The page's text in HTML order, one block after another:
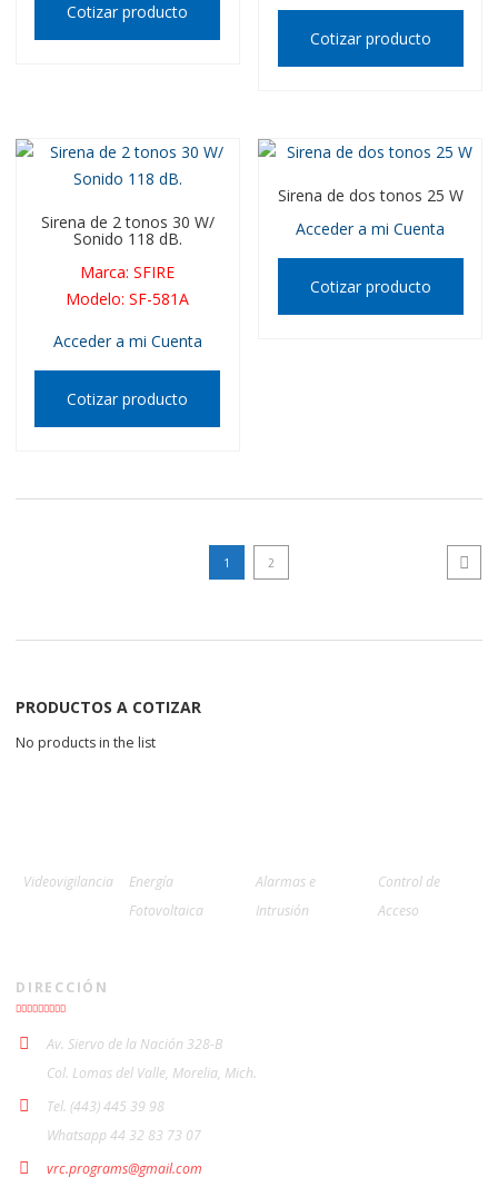
Cotizar producto
Cotizar producto
Sirena de 2 tonos 30 W/
Sonido 118 dB.
Marca:SFIRE
Modelo:SF-581A
Acceder a mi Cuenta
Cotizar producto
Sirena de dos tonos 25 W
Acceder a mi Cuenta
Cotizar producto
1 2
PRODUCTOS A COTIZAR
No products in the list
Videovigilancia
Energía
Fotovoltaica
Alarmas e
Intrusión
Control de
Acceso
DIRECCIÓN
Av. Siervo de la Nación 328-B
Col. Lomas del Valle, Morelia, Mich.
Tel. (443) 445 39 98
Whatsapp 44 32 83 73 07
vrc.programs@gmail.com